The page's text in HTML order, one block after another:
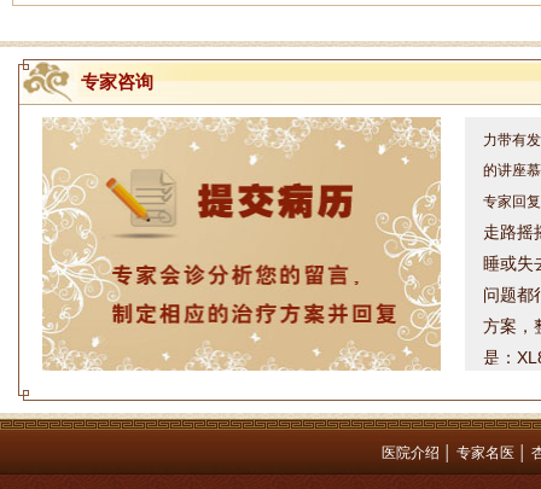
专家咨询
姓名：
力带有
的讲座
专家回
走路摇
睡或失
问题都
方案，
是：
病情描
专家回
医院介绍 专家名医